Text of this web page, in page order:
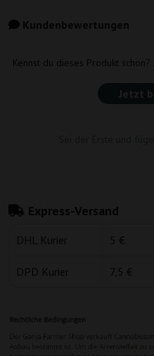
Kundenbewertungen
Kennst du dieses Produkt
Jetzt
Express-Versand
DHL Kurier 5 €
DPD Kurier 7,5 €